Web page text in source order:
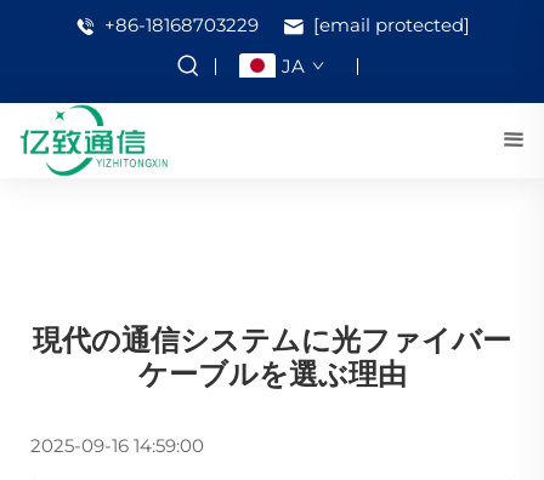
+86-18168703229
[email protected]
JA
現代の通信システムに光ファイバー
ケーブルを選ぶ理由
2025-09-16 14:59:00